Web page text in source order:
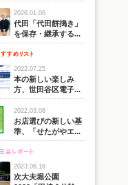
2026.01.06
代田「代田餅搗き」
を保存・継承する...
2022.07.25
本の新しい楽しみ
方、世田谷区電子...
2022.03.08
お店選びの新しい基
準、「せたがやエ...
2023.06.16
次大夫堀公園